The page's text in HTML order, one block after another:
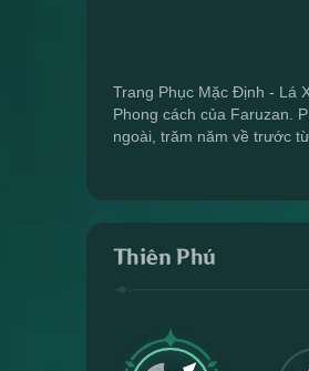
Trang Phục Mặc Định - Lá
Phong cách của Faruzan.
ngoài, trăm năm về trước
Thiên Phú